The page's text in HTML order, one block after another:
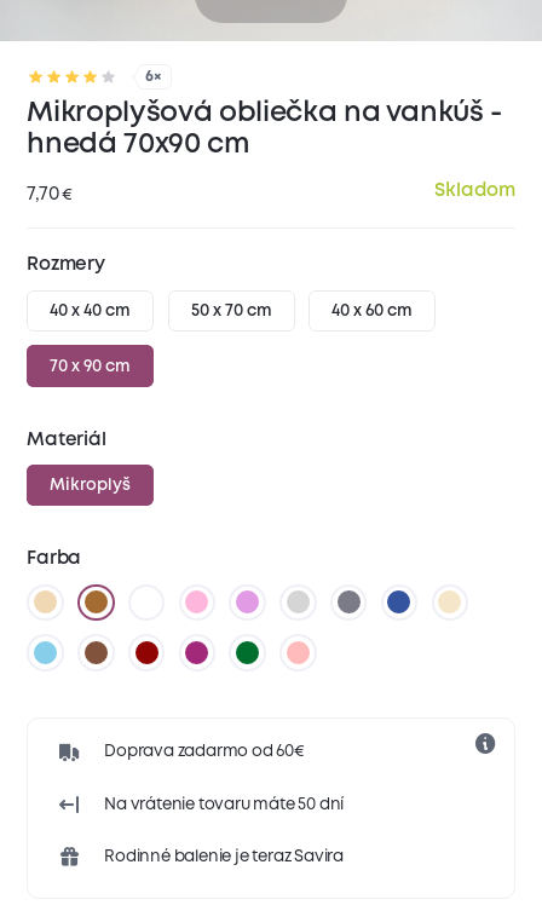
6×
Mikroplyšová obliečka na vankúš -
hnedá 70x90 cm
7,70€ Skladom
Rozmery
40 x 40 cm 50 x 70 cm 40 x 60 cm
70 x 90 cm
Materiál
Mikroplyš
Farba
Doprava zadarmo od 60€
Na vrátenie tovaru máte 50 dní
Rodinné balenie je teraz Savira